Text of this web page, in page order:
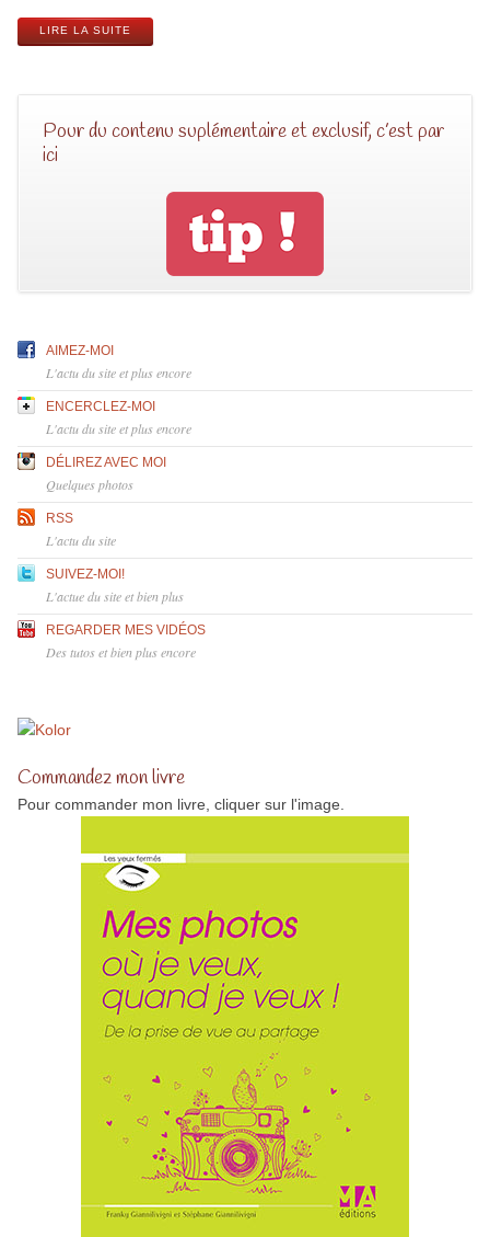
LIRE LA SUITE
Pour du contenu suplémentaire et exclusif, c’est par
ici
AIMEZ-MOI
L'actu du site et plus encore
ENCERCLEZ-MOI
L'actu du site et plus encore
DÉLIREZ AVEC MOI
Quelques photos
RSS
L'actu du site
SUIVEZ-MOI!
L'actue du site et bien plus
REGARDER MES VIDÉOS
Des tutos et bien plus encore
Commandez mon livre
Pour commander mon livre, cliquer sur l'image.